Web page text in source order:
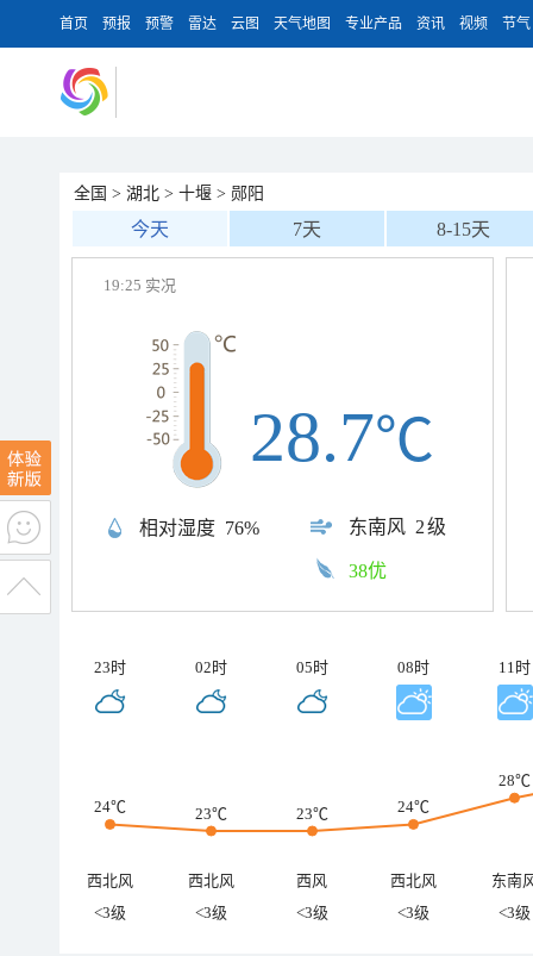
首页 预报 预警 雷达 云图 天气地图 专业产品 资讯 视频 节气
全国 > 湖北 > 十堰 > 郧阳
今天 7天 8-15天
19:25 实况
相对湿度 76% 东南风 2级
28.7℃
38优
23时 02时 05时 08时 11时
24℃ 23℃ 23℃ 24℃
28℃
西北风 西北风 西风 西北风
东南
<3级
<3级 <3级 <3级 <3级